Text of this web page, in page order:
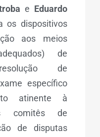
e Eduardo
os dispositivos
aos meios
de
de
específico
atinente à
comitês de
de disputas